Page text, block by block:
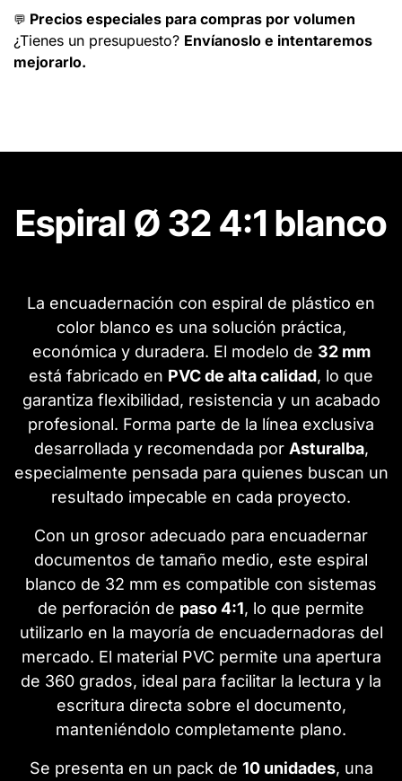
💬 Precios especiales para compras por volumen
¿Tienes un presupuesto? Envíanoslo e intentaremos
mejorarlo.
Espiral Ø 32 4:1 blanco
La encuadernación con espiral de plástico en
color blanco es una solución práctica,
económica y duradera. El modelo de 32 mm
está fabricado en PVC de alta calidad, lo que
garantiza flexibilidad, resistencia y un acabado
profesional. Forma parte de la línea exclusiva
desarrollada y recomendada por Asturalba,
especialmente pensada para quienes buscan un
resultado impecable en cada proyecto.
Con un grosor adecuado para encuadernar
documentos de tamaño medio, este espiral
blanco de 32 mm es compatible con sistemas
de perforación de paso 4:1, lo que permite
utilizarlo en la mayoría de encuadernadoras del
mercado. El material PVC permite una apertura
de 360 grados, ideal para facilitar la lectura y la
escritura directa sobre el documento,
manteniéndolo completamente plano.
Se presenta en un pack de 10 unidades, una